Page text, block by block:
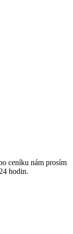
ceníku nám prosím
hodin.